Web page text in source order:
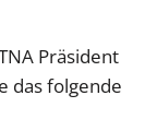
Präsident
das folgende